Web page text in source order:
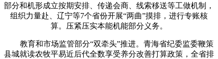
部分和机形成立按期安排、传递会商、线索移送等工做机制，
组织力量赴、辽宁等7个省份开展“两曲”摸排，进行专账核
算。压紧压实本能机能部分义务。
教育和市场监管部分“双牵头”推进。青海省纪委监委鞭策
县城就读农牧平易近后代全数享受养分改善打算政策，全省排